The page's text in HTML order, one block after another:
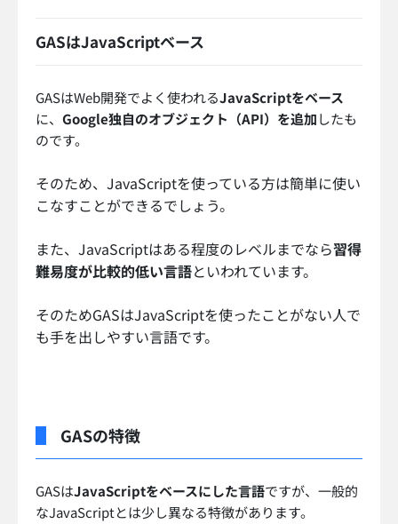
GASはJavaScriptベース
GASはWeb開発でよく使われるJavaScriptをベース
に、 Google独自のオブジェクト（API）を追加したも
のです。
そのため、JavaScriptを使っている方は簡単に使い
こなすことができるでしょう。
また、JavaScriptはある程度のレベルまでなら習得
難易度が比較的低い言語といわれています。
そのためGASはJavaScriptを使ったことがない人で
も手を出しやすい言語です。
GASの特徴
GASはJavaScriptをベースにした言語ですが、一般的
なJavaScriptとは少し異なる特徴があります。